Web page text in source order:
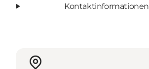
Kontaktinformationen